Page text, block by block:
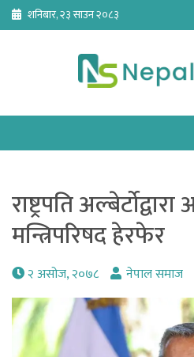
Skip
content
शनिबार, २३ साउन २०८३
राष्ट्रपति
मन्त्रिपरिषद हेरफेर
२ असोज, २०७८ नेपाल समाज